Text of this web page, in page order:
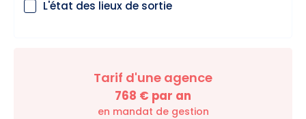
L'état des lieux de sortie
Tarif d'une agence
768 € par an
en mandat de gestion